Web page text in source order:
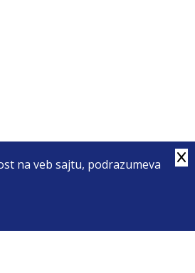
na veb sajtu, podrazumeva